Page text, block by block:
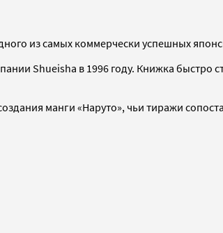
из самых коммерчески успешных
Shueisha в 1996 году. Книжка быстро
манги «Наруто», чьи тиражи